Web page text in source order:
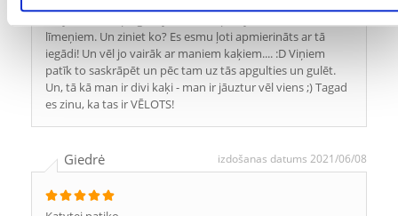
līmeņiem. Un ziniet ko? Es esmu ļoti apmierināts ar tā
iegādi! Un vēl jo vairāk ar maniem kaķiem.... :D Viņiem
patīk to saskrāpēt un pēc tam uz tās apgulties un gulēt.
Un, tā kā man ir divi kaķi - man ir jāuztur vēl viens ;) Tagad
es zinu, ka tas ir VĒLOTS!
Giedrė izdošanas datums 2021/06/08